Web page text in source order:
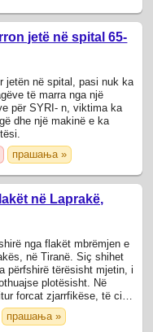
jetë në spital 65-
jetën në spital, pasi nuk ka
të marra nga një
për SYRI- n, viktima ka
dhe një makinë e ka
прашања »
në Laprakë,
nga flakët mbrëmjen e
në Tiranë. Siç shihet
përfshirë tërësisht mjetin, i
plotësisht. Në
forcat zjarrfikëse, të cilat
прашања »